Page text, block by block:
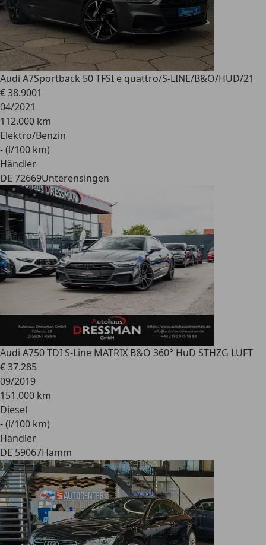
Audi A7Sportback 50 TFSI e quattro/S-LINE/B&O/HUD/21
€ 38.9001
04/2021
112.000 km
Elektro/Benzin
- (l/100 km)
Händler
DE 72669Unterensingen
Audi A750 TDI S-Line MATRIX B&O 360° HuD STHZG LUFT
€ 37.285
09/2019
151.000 km
Diesel
- (l/100 km)
Händler
DE 59067Hamm